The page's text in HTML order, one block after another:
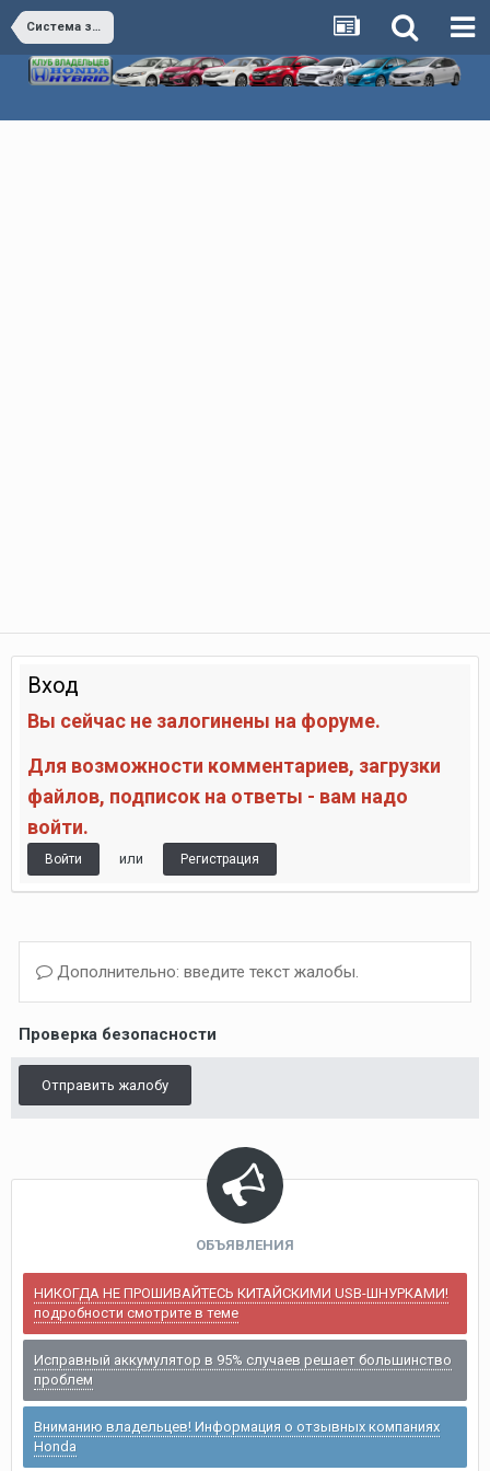
Система зажигания
Вход
Вы сейчас не залогинены на форуме.
Для возможности комментариев, загрузки
файлов, подписок на ответы - вам надо
войти.
Войти или Регистрация
Дополнительно: введите текст жалобы.
Проверка безопасности
Отправить жалобу
ОБЪЯВЛЕНИЯ
НИКОГДА НЕ ПРОШИВАЙТЕСЬ КИТАЙСКИМИ USB-ШНУРКАМИ!
подробности смотрите в теме
Исправный аккумулятор в 95% случаев решает большинство
проблем
Вниманию владельцев! Информация о отзывных компаниях
Honda